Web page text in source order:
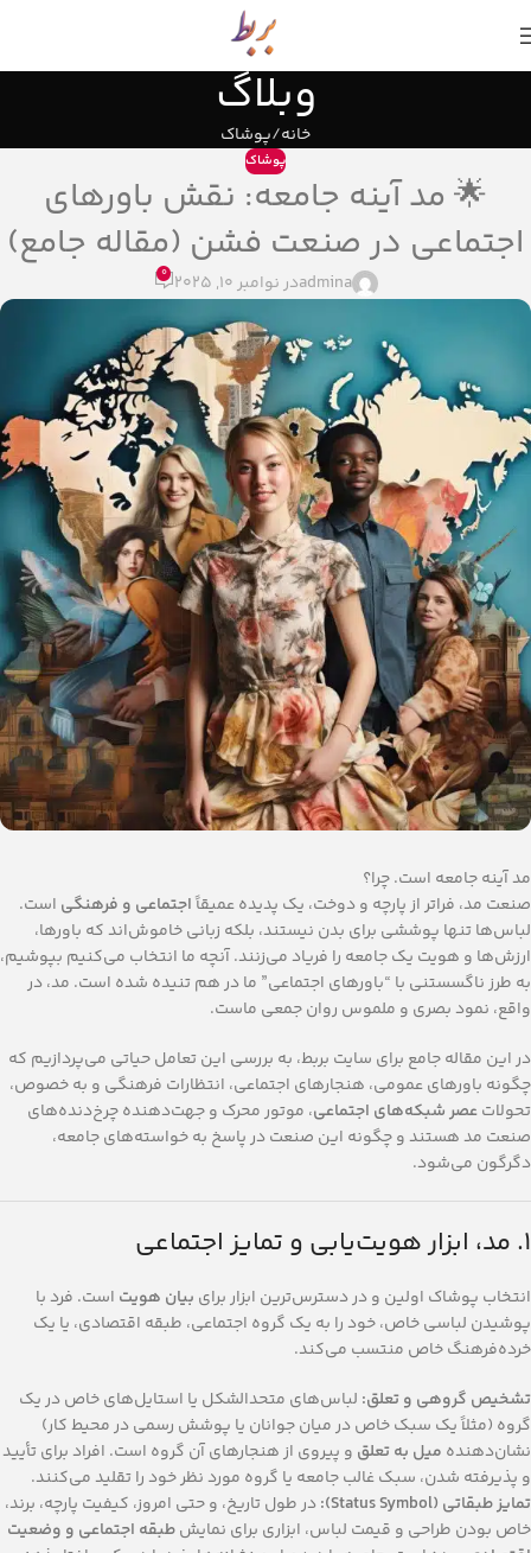
وبلاگ
خانه پوشاک
پوشاک
🌟 مد آینه جامعه: نقش باورهای
اجتماعی در صنعت فشن (مقاله جامع)
adminaدر نوامبر 10, 2025 0
مد آینه جامعه است. چرا؟
صنعت مد، فراتر از پارچه و دوخت، یک پدیده عمیقاًاجتماعی و فرهنگی است.
لباس‌ها تنها پوششی برای بدن نیستند، بلکه زبانی خاموش‌اند که باورها،
ارزش‌ها و هویت یک جامعه را فریاد می‌زنند. آنچه ما انتخاب می‌کنیم بپوشیم،
به طرز ناگسستنی با “باورهای اجتماعی” ما در هم تنیده شده است. مد، در
واقع، نمود بصری و ملموس روان جمعی ماست.
در این مقاله جامع برای سایت بربط، به بررسی این تعامل حیاتی می‌پردازیم که
چگونه باورهای عمومی، هنجارهای اجتماعی، انتظارات فرهنگی و به خصوص،
تحولاتعصر شبکه‌های اجتماعی، موتور محرک و جهت‌دهنده چرخ‌دنده‌های
صنعت مد هستند و چگونه این صنعت در پاسخ به خواسته‌های جامعه،
دگرگون می‌شود.
۱. مد، ابزار هویت‌یابی و تمایز اجتماعی
انتخاب پوشاک اولین و در دسترس‌ترین ابزار برای بیان هویت است. فرد با
پوشیدن لباسی خاص، خود را به یک گروه اجتماعی، طبقه اقتصادی، یا یک
خرده‌فرهنگ خاص منتسب می‌کند.
تشخیص گروهی و تعلق: لباس‌های متحدالشکل یا استایل‌های خاص در یک
گروه (مثلاً یک سبک خاص در میان جوانان یا پوشش رسمی در محیط کار)
نشان‌دهنده میل به تعلق و پیروی از هنجارهای آن گروه است. افراد برای تأیید
و پذیرفته شدن، سبک غالب جامعه یا گروه مورد نظر خود را تقلید می‌کنند.
تمایز طبقاتی (Status Symbol):
در طول تاریخ، و حتی امروز، کیفیت پارچه، برند،
خاص بودن طراحی و قیمت لباس، ابزاری برای نمایشطبقه اجتماعی و وضعیت
ما سالها تجربه را آسان و مناسب عرضه میکنیم.